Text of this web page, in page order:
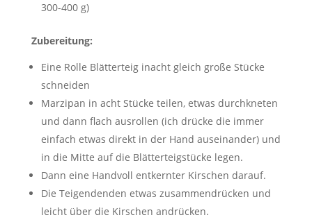
300-400 g)
Zubereitung:
Eine Rolle Blätterteig inacht gleich große Stücke
schneiden
Marzipan in acht Stücke teilen, etwas durchkneten
und dann flach ausrollen (ich drücke die immer
einfach etwas direkt in der Hand auseinander) und
in die Mitte auf die Blätterteigstücke legen.
Dann eine Handvoll entkernter Kirschen darauf.
Die Teigendenden etwas zusammendrücken und
leicht über die Kirschen andrücken.